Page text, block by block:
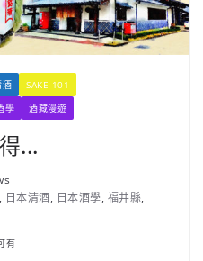
酒
SAKE 101
學 酒藏漫遊
...
, 日本清酒, 日本酒學, 福井縣,
有